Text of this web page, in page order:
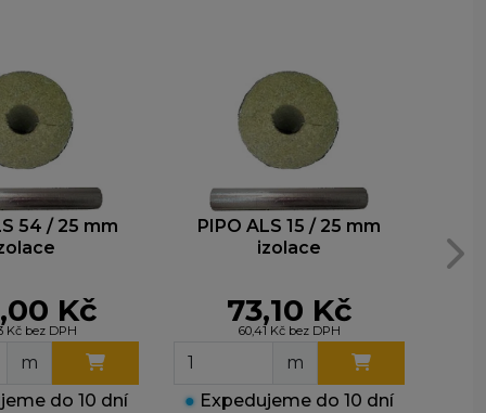
54 / 25 mm
Kč
Kč bez DPH
m
do 10 dní
PIPO ALS 15 / 25 mm
izolace
73,10 Kč
60,41 Kč bez DPH
m
● Expedujeme do 10 dní